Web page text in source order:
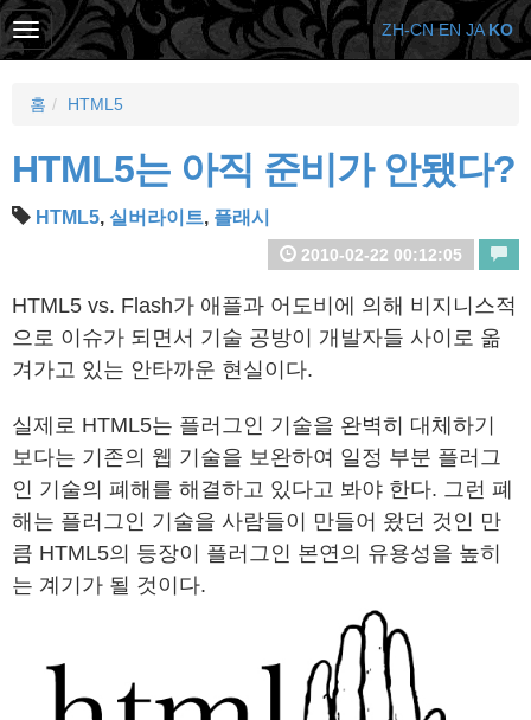
홈 HTML5
HTML5는 아직 준비가 안됐다?
HTML5, 실버라이트, 플래시
2010-02-22 00:12:05
HTML5 vs. Flash가 애플과 어도비에 의해 비지니스적
으로 이슈가 되면서 기술 공방이 개발자들 사이로 옮
겨가고 있는 안타까운 현실이다.
실제로 HTML5는 플러그인 기술을 완벽히 대체하기
보다는 기존의 웹 기술을 보완하여 일정 부분 플러그
인 기술의 폐해를 해결하고 있다고 봐야 한다. 그런 폐
해는 플러그인 기술을 사람들이 만들어 왔던 것인 만
큼 HTML5의 등장이 플러그인 본연의 유용성을 높히
는 계기가 될 것이다.
ZH-CN EN JA KO